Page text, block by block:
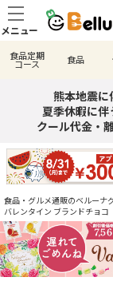
食品定期
コース 食品
熊本地震
夏季休暇に
クール代金・
食品・グルメ通販のベルーナ
バレンタイン ブランドチョコ